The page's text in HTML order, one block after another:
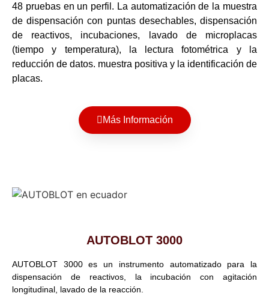
48 pruebas en un perfil. La automatización de la muestra
de dispensación con puntas desechables, dispensación
de reactivos, incubaciones, lavado de microplacas
(tiempo y temperatura), la lectura fotométrica y la
reducción de datos. muestra positiva y la identificación de
placas.
Más Información
AUTOBLOT 3000
AUTOBLOT 3000 es un instrumento automatizado para la
dispensación de reactivos, la incubación con agitación
longitudinal, lavado de la reacción.